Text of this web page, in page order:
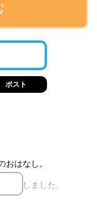
ポスト
おはなし。
構成しました。